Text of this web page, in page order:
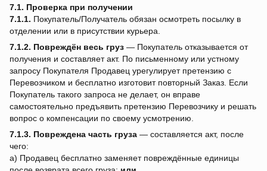
7.1. Проверка при получении
7.1.1. Покупатель/Получатель обязан осмотреть посылку в
отделении или в присутствии курьера.
7.1.2. Повреждён весь груз — Покупатель отказывается от
получения и составляет акт. По письменному или устному
запросу Покупателя Продавец урегулирует претензию с
Перевозчиком и бесплатно изготовит повторный Заказ. Если
Покупатель такого запроса не делает, он вправе
самостоятельно предъявить претензию Перевозчику и решать
вопрос о компенсации по своему усмотрению.
7.1.3. Повреждена часть груза — составляется акт, после
чего:
a) Продавец бесплатно заменяет повреждённые единицы